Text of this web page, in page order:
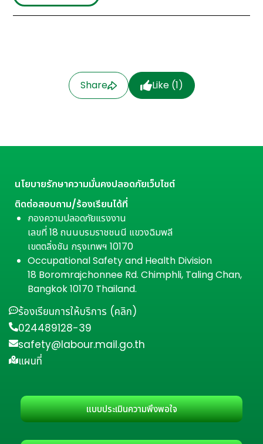
Share Like (1)
นโยบายรักษาความมั่นคงปลอดภัยเว็บไซต์
ติดต่อสอบถาม/ร้องเรียนได้ที่
กองความปลอดภัยแรงงาน
เลขที่ 18 ถนนบรมราชชนนี แขวงฉิมพลี
เขตตลิ่งชัน กรุงเทพฯ 10170
Occupational Safety and Health Division
18 Boromrajchonnee Rd. Chimphli, Taling Chan,
Bangkok 10170 Thailand.
ร้องเรียนการให้บริการ (คลิก)
024489128-39
safety@labour.mail.go.th
แผนที่
แบบประเมินความพึงพอใจ